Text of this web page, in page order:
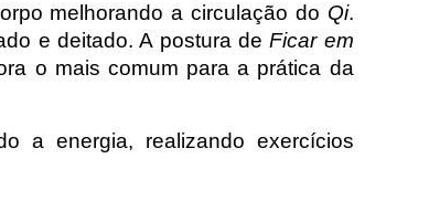
melhorando a circulação do Qi.
e deitado. A postura deFicar em
o mais comum para a prática da
a energia, realizando exercícios